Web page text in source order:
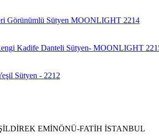
EMİNÖNÜ-FATİH İSTANBUL